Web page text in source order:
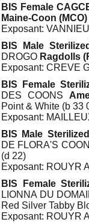
BIS Female
Maine-Coon (MCO)
Exposant:
BIS Male
DROGO Ragdolls
Exposant: CREVE
BIS Female
DES COONS
Point & White (b 33
Exposant:
BIS Male
DE FLORA'S COON
(d 22)
Exposant: ROUYR
BIS Female
LIONNA DU
Red Silver Tabby
Exposant: ROUYR